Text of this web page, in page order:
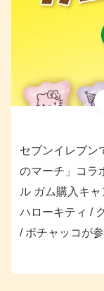
セブンイレブン
のマーチ」コラ
ル ガム購入キ
ハローキティ /
/ ポチャッコが